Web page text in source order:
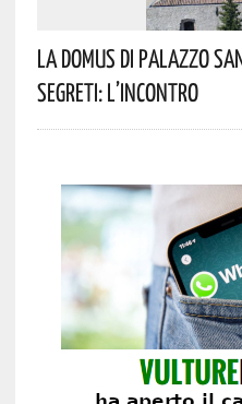
La Domus Di Palazzo
Segreti: L’incontro